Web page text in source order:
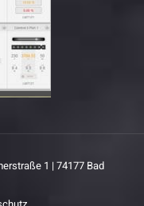
1 | 74177 Bad